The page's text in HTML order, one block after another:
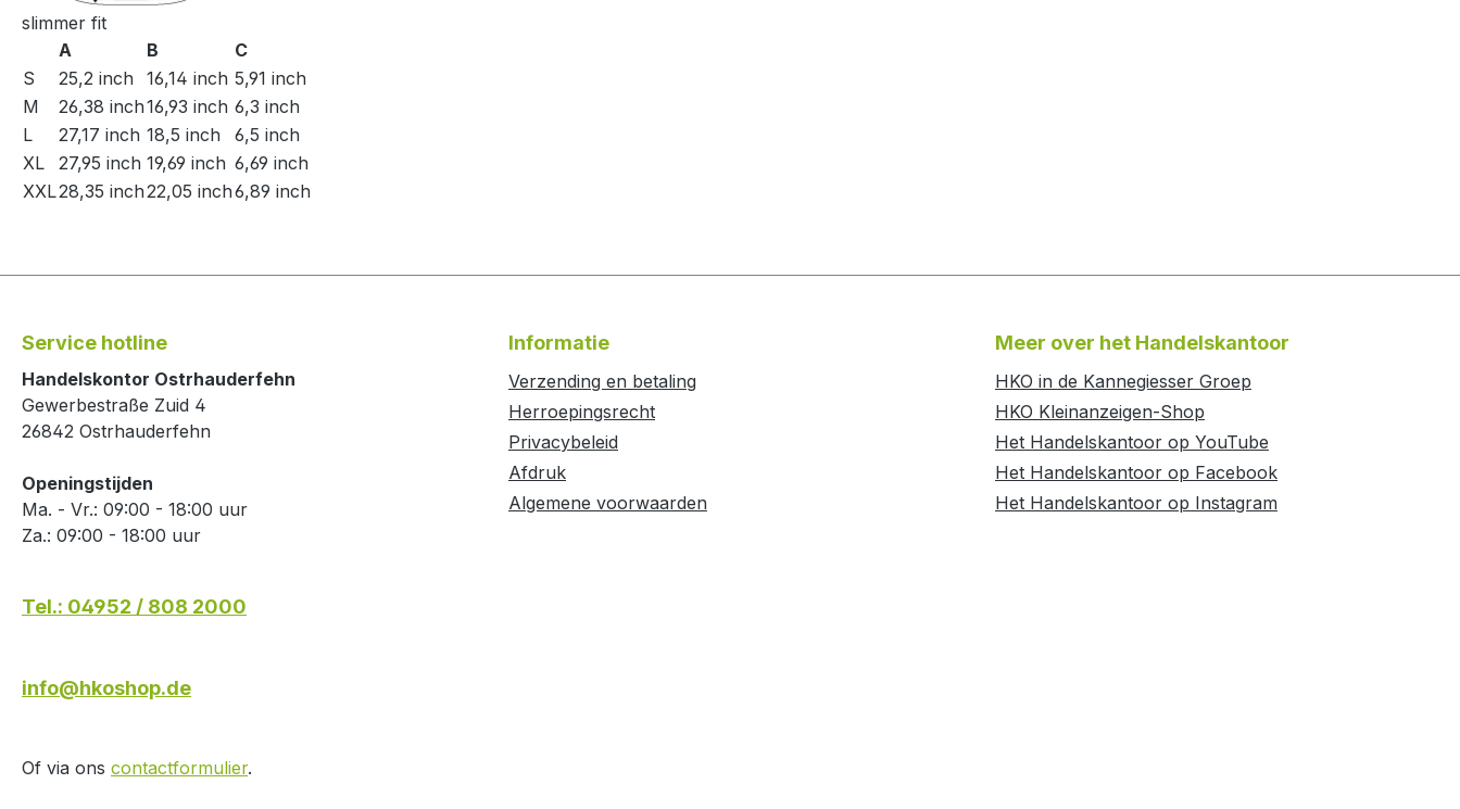
slimmer fit
A
B
C
S
25,2 inch 16,14 inch 5,91 inch
M
26,38 inch16,93 inch 6,3 inch
L
27,17 inch 18,5 inch
6,5 inch
XL
27,95 inch 19,69 inch 6,69 inch
XXL28,35 inch22,05 inch6,89 inch
Service hotline
Handelskontor Ostrhauderfehn
Gewerbestraße Zuid 4
26842 Ostrhauderfehn
Openingstijden
Ma. - Vr.: 09:00 - 18:00 uur
Za.: 09:00 - 18:00 uur
Tel.: 04952 / 808 2000
info@hkoshop.de
Of via ons contactformulier.
Informatie
Verzending en betaling
Herroepingsrecht
Privacybeleid
Afdruk
Algemene voorwaarden
Meer over het Handelskantoor
HKO in de Kannegiesser Groep
HKO Kleinanzeigen-Shop
Het Handelskantoor op YouTube
Het Handelskantoor op Facebook
Het Handelskantoor op Instagram